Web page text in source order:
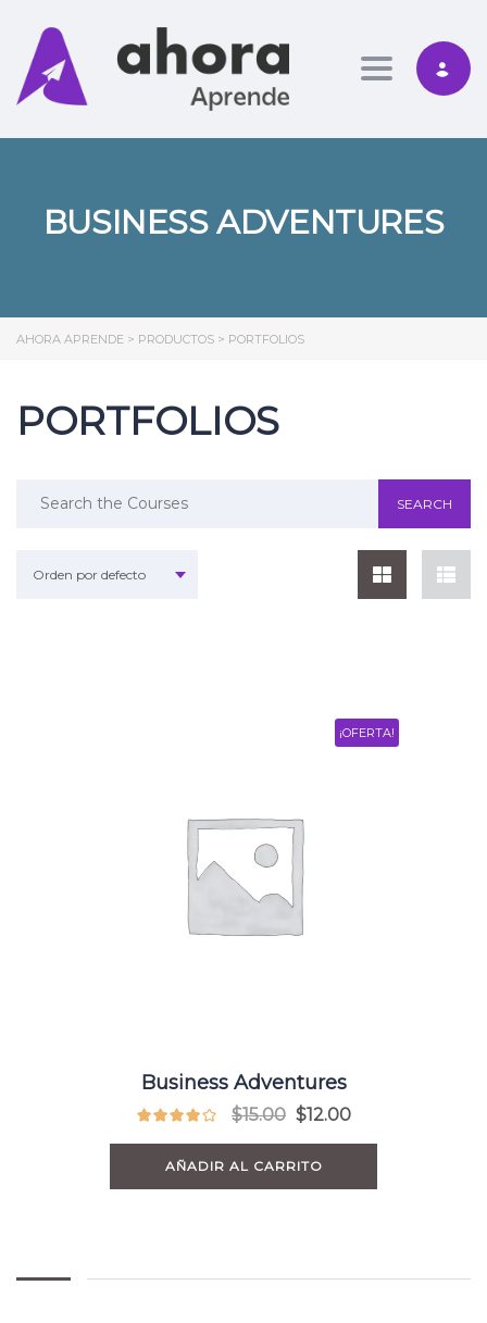
Toggle
BUSINESS ADVENTURES
AHORA APRENDE > PRODUCTOS > PORTFOLIOS
PORTFOLIOS
Orden por defecto
¡OFERTA!
Business Adventures
$15.00 $12.00
AÑADIR AL CARRITO